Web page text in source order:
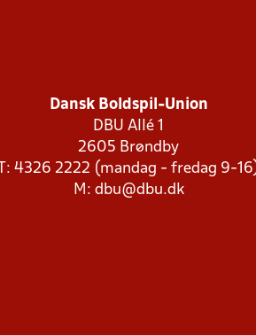
Dansk Boldspil-Union
DBU Allé 1
2605 Brøndby
T: 4326 2222 (mandag - fredag 9-
M: dbu@dbu.dk